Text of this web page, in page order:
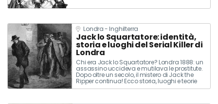
Londra - Inghilterra
Jack lo Squartatore: identità,
storia e luoghi del Serial Killer di
Londra
Chi era Jack lo Squartatore? Londra 1888: un
assassino uccideva e mutilava le prostitute.
Dopo oltre un secolo, il mistero di Jack the
Ripper continua! Ecco storia, luoghi e teorie
sulla sua vera identità